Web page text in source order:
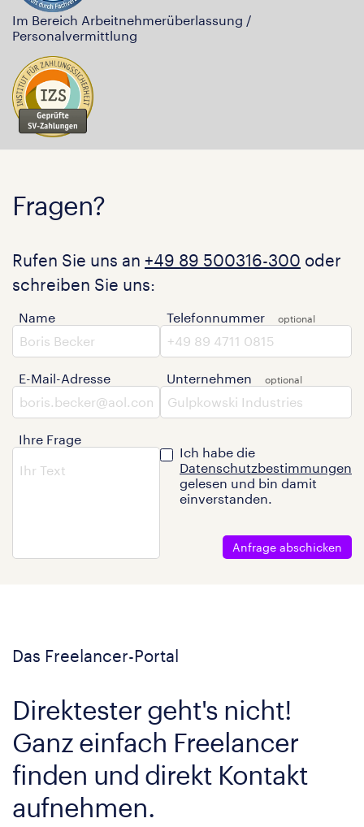
Im Bereich Arbeitnehmerüberlassung /
Personalvermittlung
Fragen?
Rufen Sie uns an +49 89 500316-300 oder
schreiben Sie uns:
Name
E-Mail-Adresse
Ihre Frage
Telefonnummer
Unternehmen
Ich habe die
Datenschutzbestimmungen
gelesen und bin damit
einverstanden.
Anfrage abschicken
Das Freelancer-Portal
Direktester geht's nicht!
Ganz einfach Freelancer
finden und direkt Kontakt
aufnehmen.